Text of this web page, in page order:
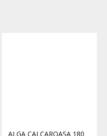
ALGA CALCAROASA 180